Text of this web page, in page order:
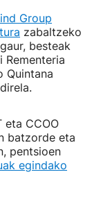
Group
zabaltzeko
besteak
Rementeria
Quintana
eta CCOO
batzorde eta
pentsioen
egindako